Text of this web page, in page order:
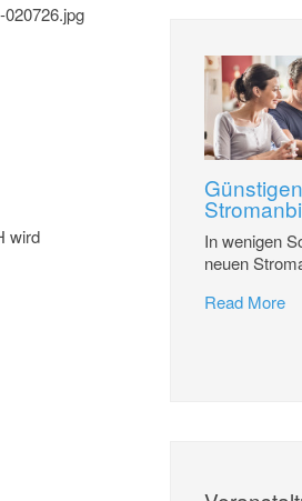
wird
Günstigen
In wenigen
neuen
Read More